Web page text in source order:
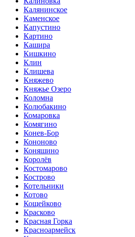
Калянинское
Каменское
Капустино
Картино
Кашира
Кишкино
Клин
Клишева
Княжево
Княжье Озеро
Коломна
Колюбакино
Комаровка
Комягино
Конев-Бор
Кононово
Коняшино
Королёв
Костомарово
Кострово
Котельники
Котово
Кощейково
Красково
Красная Горка
Красноармейск